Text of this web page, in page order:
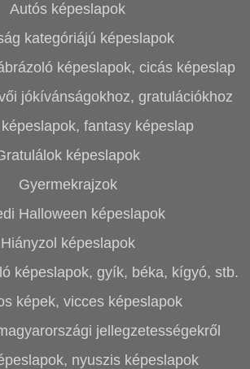
Autós képeslapok
kategóriájú képeslapok
képeslapok, cicás képeslap
jókívánságokhoz, gratulációkhoz
fantasy képeslap
képeslapok
Gyermekrajzok
Halloween képeslapok
Hiányzol képeslapok
képeslapok, gyík, béka, kígyó, stb.
képek, vicces képeslapok
jellegzetességekről
nyuszis képeslapok